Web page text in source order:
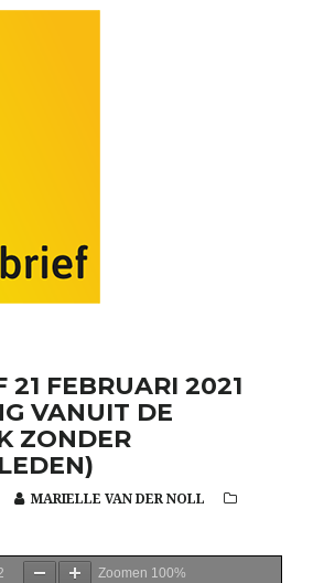
21 FEBRUARI 2021
VANUIT DE
ZONDER
MARIELLE VAN DER NOLL
Zoomen 100%